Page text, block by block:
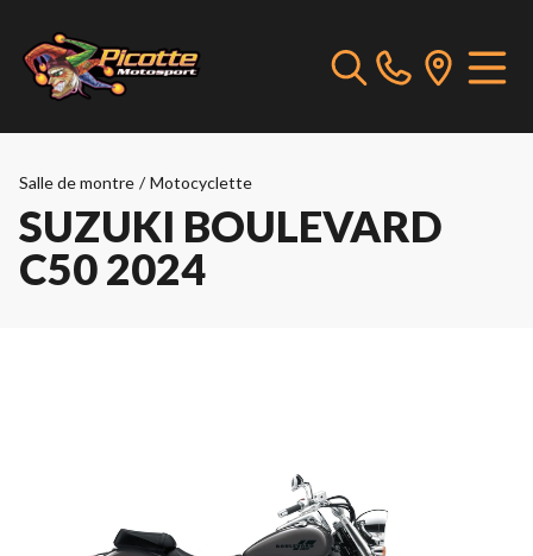
Salle de montre / Motocyclette
SUZUKI BOULEVARD
C50 2024